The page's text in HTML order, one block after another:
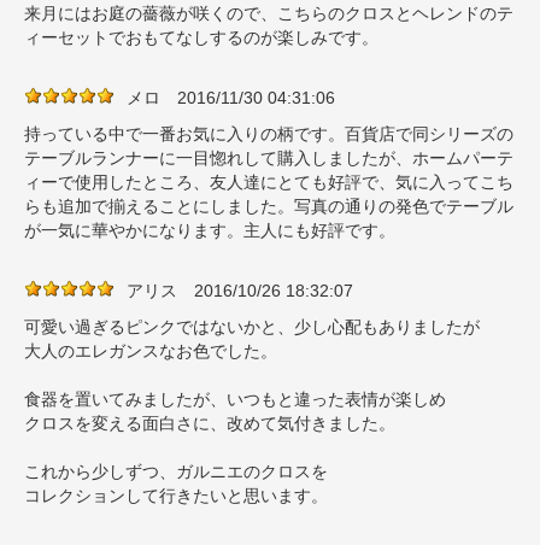
来月にはお庭の薔薇が咲くので、こちらのクロスとヘレンドのテ
ィーセットでおもてなしするのが楽しみです。
メロ
2016/11/30 04:31:06
持っている中で一番お気に入りの柄です。百貨店で同シリーズの
テーブルランナーに一目惚れして購入しましたが、ホームパーテ
ィーで使用したところ、友人達にとても好評で、気に入ってこち
らも追加で揃えることにしました。写真の通りの発色でテーブル
が一気に華やかになります。主人にも好評です。
アリス
2016/10/26 18:32:07
可愛い過ぎるピンクではないかと、少し心配もありましたが
大人のエレガンスなお色でした。
食器を置いてみましたが、いつもと違った表情が楽しめ
クロスを変える面白さに、改めて気付きました。
これから少しずつ、ガルニエのクロスを
コレクションして行きたいと思います。